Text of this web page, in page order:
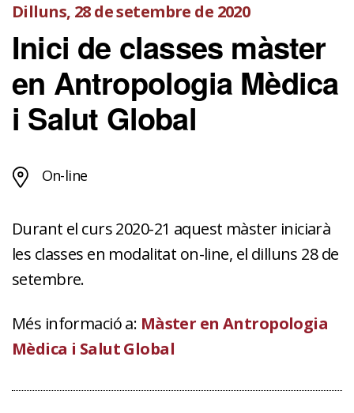
Dilluns, 28 de setembre de 2020
Inici de classes màster
en Antropologia Mèdica
i Salut Global
On-line
Durant el curs 2020-21 aquest màster iniciarà
les classes en modalitat on-line, el dilluns 28 de
setembre.
Més informació a: Màster en Antropologia
Mèdica i Salut Global